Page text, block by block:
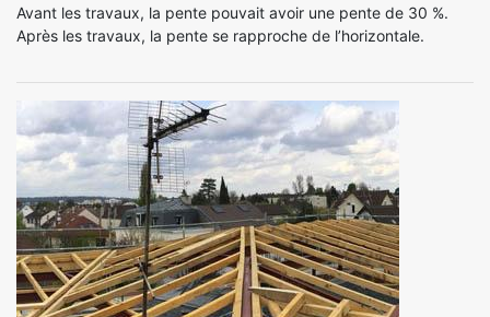
Avant les travaux, la pente pouvait avoir une pente de 30 %.
Après les travaux, la pente se rapproche de l’horizontale.